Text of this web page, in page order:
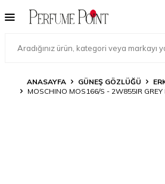
ANASAYFA GÜNEŞ GÖZLÜĞÜ
MOSCHINO MOS166/S - 2W855IR GREY